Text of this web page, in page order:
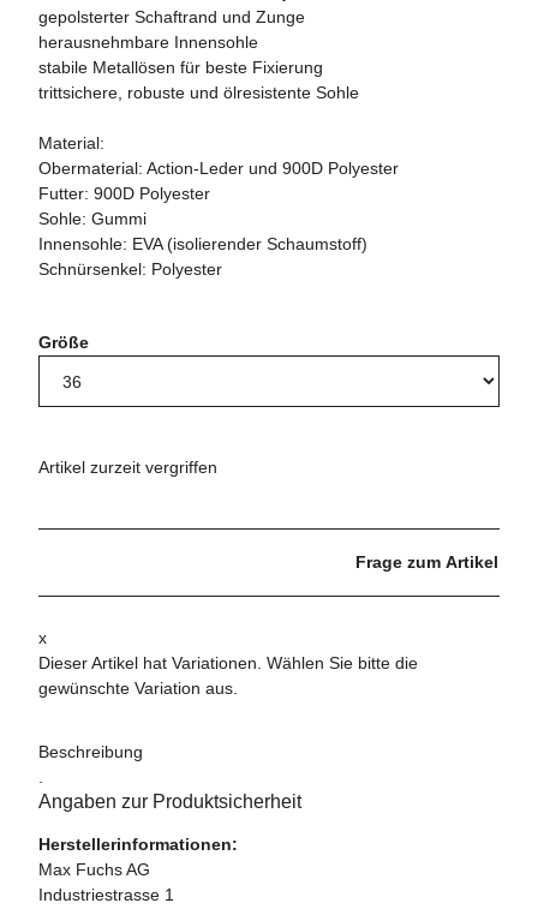
gepolsterter Schaftrand und Zunge
herausnehmbare Innensohle
stabile Metallösen für beste Fixierung
trittsichere, robuste und ölresistente Sohle
Material:
Obermaterial: Action-Leder und 900D Polyester
Futter: 900D Polyester
Sohle: Gummi
Innensohle: EVA (isolierender Schaumstoff)
Schnürsenkel: Polyester
Größe
Artikel zurzeit vergriffen
Frage zum Artikel
x
Dieser Artikel hat Variationen. Wählen Sie bitte die
gewünschte Variation aus.
Beschreibung
Angaben zur Produktsicherheit
Herstellerinformationen:
Max Fuchs AG
Industriestrasse 1